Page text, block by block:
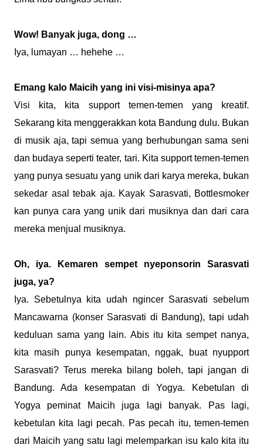
Wow! Banyak juga, dong …
Iya, lumayan … hehehe …
Emang kalo Maicih yang ini visi-misinya apa?
Visi kita, kita support temen-temen yang kreatif.
Sekarang kita menggerakkan kota Bandung dulu. Bukan
di musik aja, tapi semua yang berhubungan sama seni
dan budaya seperti teater, tari. Kita support temen-temen
yang punya sesuatu yang unik dari karya mereka, bukan
sekedar asal tebak aja. Kayak Sarasvati, Bottlesmoker
kan punya cara yang unik dari musiknya dan dari cara
mereka menjual musiknya.
Oh, iya. Kemaren sempet nyeponsorin Sarasvati
juga, ya?
Iya. Sebetulnya kita udah ngincer Sarasvati sebelum
Mancawarna (konser Sarasvati di Bandung), tapi udah
keduluan sama yang lain. Abis itu kita sempet nanya,
kita masih punya kesempatan, nggak, buat nyupport
Sarasvati? Terus mereka bilang boleh, tapi jangan di
Bandung. Ada kesempatan di Yogya. Kebetulan di
Yogya peminat Maicih juga lagi banyak. Pas lagi,
kebetulan kita lagi pecah. Pas pecah itu, temen-temen
dari Maicih yang satu lagi melemparkan isu kalo kita itu